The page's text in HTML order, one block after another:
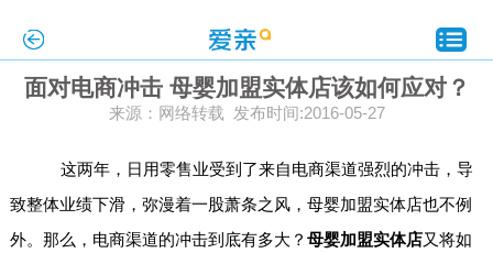
面对电商冲击 母婴加盟实体店该如何应对？
来源：网络转载 发布时间:2016-05-27
这两年，日用零售业受到了来自电商渠道强烈的冲击，导
致整体业绩下滑，弥漫着一股萧条之风，母婴加盟实体店也不例
外。那么，电商渠道的冲击到底有多大？ 母婴加盟实体店又将如